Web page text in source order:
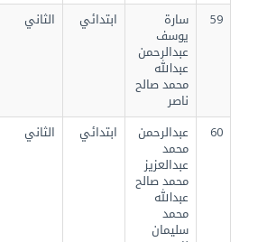
سارة
يوسف
عبدالرحمن
عبدالله
محمد صالح
ابتدائي الثاني
عبدالرحمن
محمد
عبدالعزيز
محمد صالح
عبدالله
محمد
سليمان
ابتدائي الثاني